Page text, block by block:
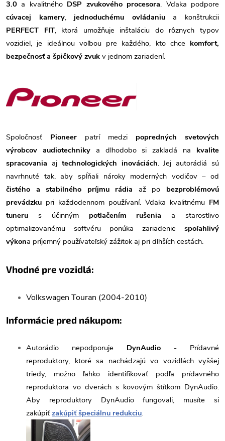
3.0 a kvalitného DSP zvukového procesora. Vďaka podpore
cúvacej kamery,jednoduchému ovládaniua konštrukcii
PERFECT FIT, ktorá umožňuje inštaláciu do rôznych typov
vozidiel, je ideálnou voľbou pre každého, kto chce komfort,
bezpečnosť a špičkový zvuk v jednom zariadení.
Spoločnosť Pioneer patrí medzi popredných svetových
výrobcov audiotechnikya dlhodobo si zakladá na kvalite
spracovania aj technologických inováciách. Jej autorádiá sú
navrhnuté tak, aby spĺňali nároky moderných vodičov – od
čistého a stabilného príjmu rádia až po bezproblémovú
prevádzku pri každodennom používaní. Vďaka kvalitnému FM
tuneru s účinným potlačením rušenia a starostlivo
optimalizovanému softvéru ponúka zariadenie spoľahlivý
výkona príjemný používateľský zážitok aj pri dlhších cestách.
Vhodné pre vozidlá:
Volkswagen Touran (2004-2010)
Informácie pred nákupom:
Autorádio nepodporuje DynAudio - Prídavné
reproduktory, ktoré sa nachádzajú vo vozidlách vyššej
triedy, možno ľahko identifikovať podľa prídavného
reproduktora vo dverách s kovovým štítkom DynAudio.
Aby reproduktory DynAudio fungovali, musíte si
zakúpiť zakúpiť špeciálnu redukciu.